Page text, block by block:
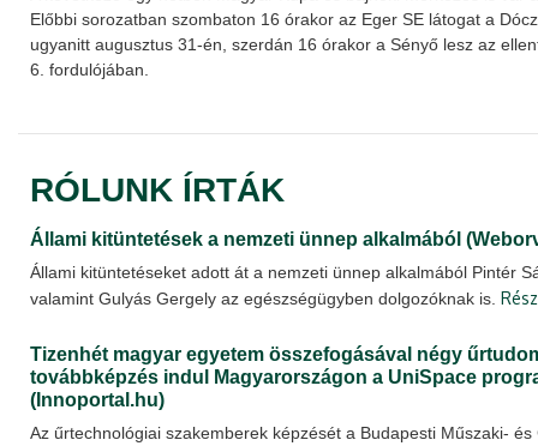
Előbbi sorozatban szombaton 16 órakor az Eger SE látogat a
ugyanitt augusztus 31-én, szerdán 16 órakor a Sényő lesz az
6. fordulójában.
RÓLUNK ÍRTÁK
Állami kitüntetések a nemzeti ünnep alkalmából
Állami kitüntetéseket adott át a nemzeti ünnep alkalmából Pintér
valamint Gulyás Gergely az egészségügyben dolgozóknak is.
Tizenhét magyar egyetem összefogásával négy
továbbképzés indul Magyarországon a UniSpace
(Innoportal.hu)
Az űrtechnológiai szakemberek képzését a Budapesti Műszaki-